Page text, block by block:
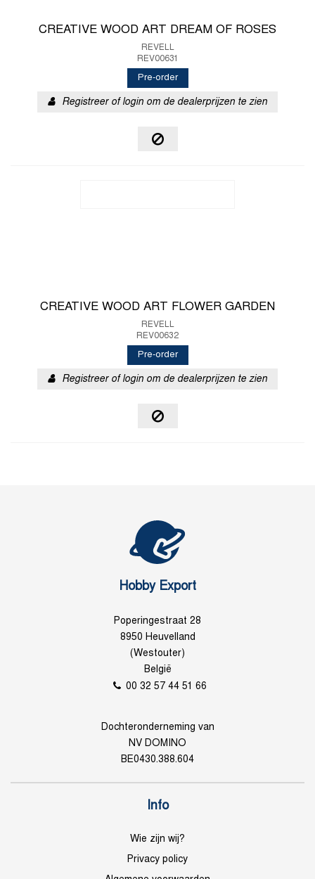
CREATIVE WOOD ART DREAM OF ROSES
REVELL
REV00631
Pre-order
Registreer of login om de dealerprijzen te zien
CREATIVE WOOD ART FLOWER GARDEN
REVELL
REV00632
Pre-order
Registreer of login om de dealerprijzen te zien
Hobby Export
Poperingestraat 28
8950 Heuvelland
(Westouter)
België
00 32 57 44 51 66
Dochteronderneming van
NV DOMINO
BE0430.388.604
Info
Wie zijn wij?
Privacy policy